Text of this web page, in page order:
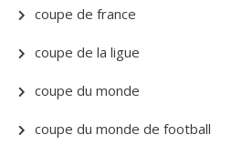
coupe de france
coupe de la ligue
coupe du monde
coupe du monde de football